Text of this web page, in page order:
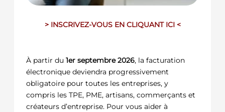
> INSCRIVEZ-VOUS EN CLIQUANT ICI <
À partir du 1er septembre 2026, la facturation
électronique deviendra progressivement
obligatoire pour toutes les entreprises, y
compris les TPE, PME, artisans, commerçants et
créateurs d’entreprise. Pour vous aider à